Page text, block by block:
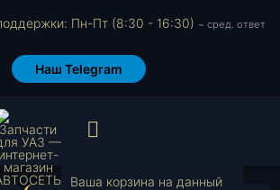
Пн-Пт (8:30 - 16:30) ~ сред. ответ
Наш Telegram
или
Ваша корзина на данный